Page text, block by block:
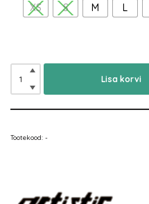
XS S M L
Lisa korvi
Tootekood: -